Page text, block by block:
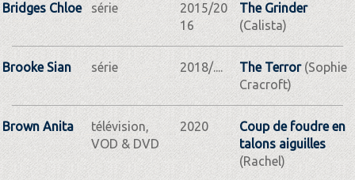
Bridges Chloe série
2015/20
16
The Grinder
(Calista)
Brooke Sian série 2018/.... The Terror(Sophie
Cracroft)
Brown Anita
télévision,
VOD & DVD
2020
Coup de foudre en
talons aiguilles
(Rachel)